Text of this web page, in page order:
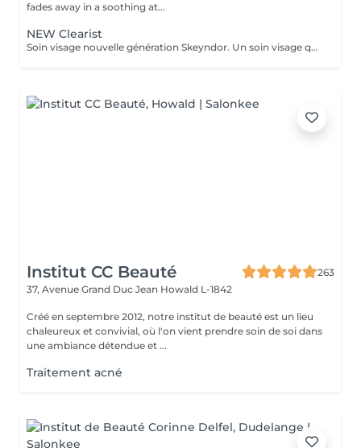
fades away in a soothing at...
NEW Clearist
Soin visage nouvelle génération Skeyndor. Un soin visage qui va mattifier, resserer les pores et nettoyer en profondeur. Il va équilibrer la production de sébum. Idéal pour peaux épaisses, pores dilatées, mixte et/ou grasse à tendance acnéique.
Institut CC Beauté
263
37, Avenue Grand Duc Jean Howald L-1842
Créé en septembre 2012, notre institut de beauté est un lieu
chaleureux et convivial, où l'on vient prendre soin de soi dans
une ambiance détendue et ...
Traitement acné